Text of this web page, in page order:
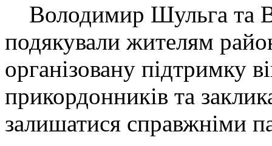
Володимир Шульга та
подякували жителям
організовану підтримку
прикордонників та
залишатися справжніми